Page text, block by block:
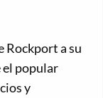
Rockport a su
el popular
y